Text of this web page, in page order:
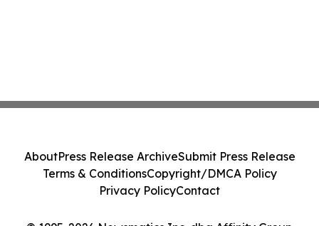
AboutPress Release ArchiveSubmit Press Release
Terms & ConditionsCopyright/DMCA Policy
Privacy PolicyContact